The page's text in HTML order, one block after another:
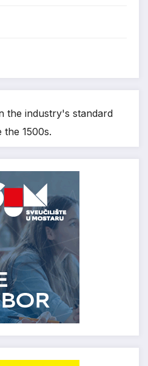
the industry's standard
1500s.